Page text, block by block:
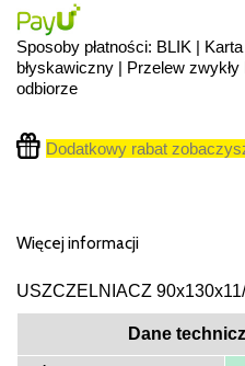
Sposoby płatności: BLIK |
błyskawiczny | Przelew
odbiorze
Dodatkowy rabat
Więcej informacji
USZCZELNIACZ
Dane